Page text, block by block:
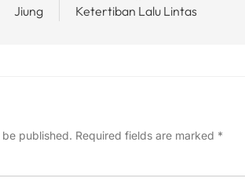
Jiung
Ketertiban Lalu Lintas
published. Required fields are marked *